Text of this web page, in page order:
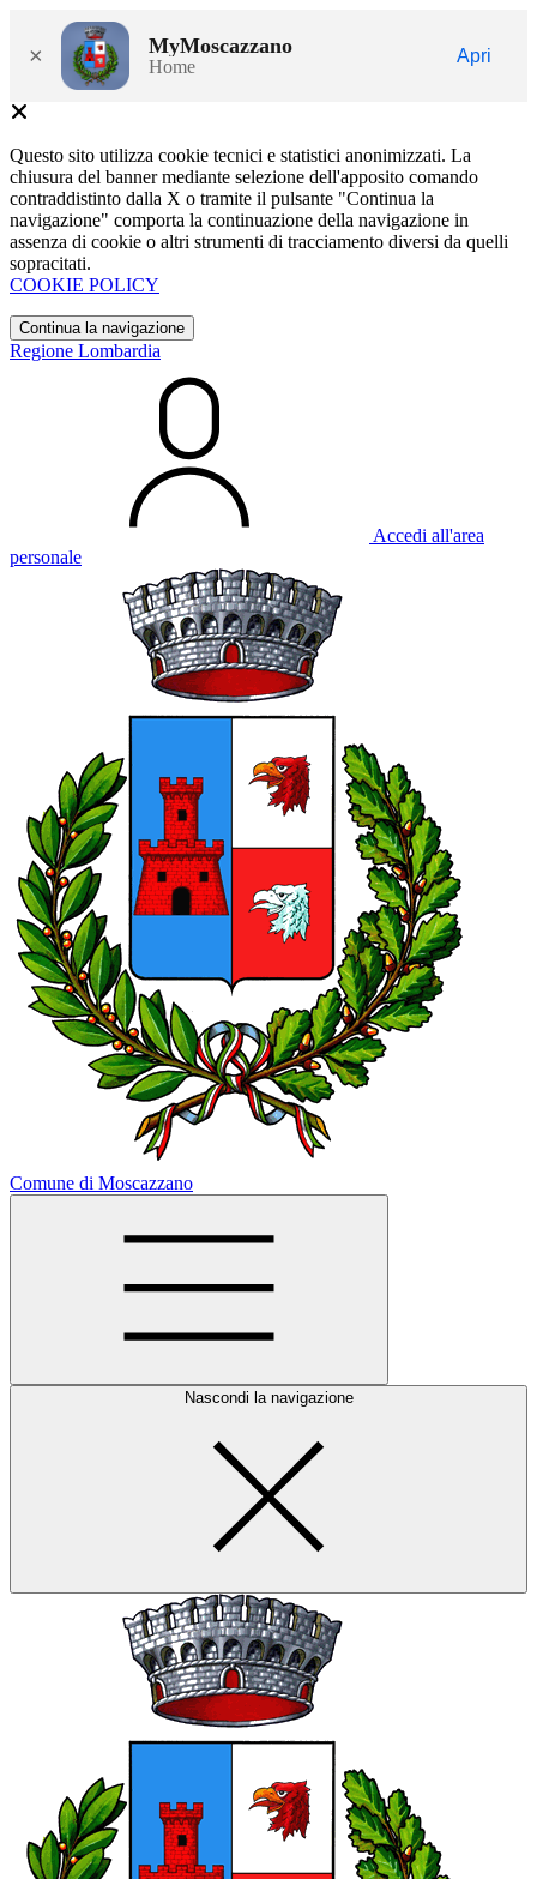
× MyMoscazzano
Home
Apri
Questo sito utilizza cookie tecnici e statistici anonimizzati. La
chiusura del banner mediante selezione dell'apposito comando
contraddistinto dalla X o tramite il pulsante "Continua la
navigazione" comporta la continuazione della navigazione in
assenza di cookie o altri strumenti di tracciamento diversi da quelli
sopracitati.
COOKIE POLICY
Continua la navigazione
Regione Lombardia
Accedi all'area
personale
Comune di Moscazzano
Nascondi la navigazione